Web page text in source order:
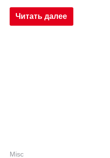
Читать далее
Misc